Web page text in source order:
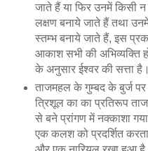
जाते हैं या फिर उनमें किसी
लक्षण बनाये जाते हैं तथा
स्तम्भ बनाये जाते हैं, इस
आकाश सभी की अभिव्यक्ति
के अनुसार ईश्वर की सत्ता है।
ताजमहल के गुम्बद के बुर्ज
त्रिशूल का का प्रतिरूप
से बने प्रांगण में नक्काशा
एक कलश को प्रदर्शित